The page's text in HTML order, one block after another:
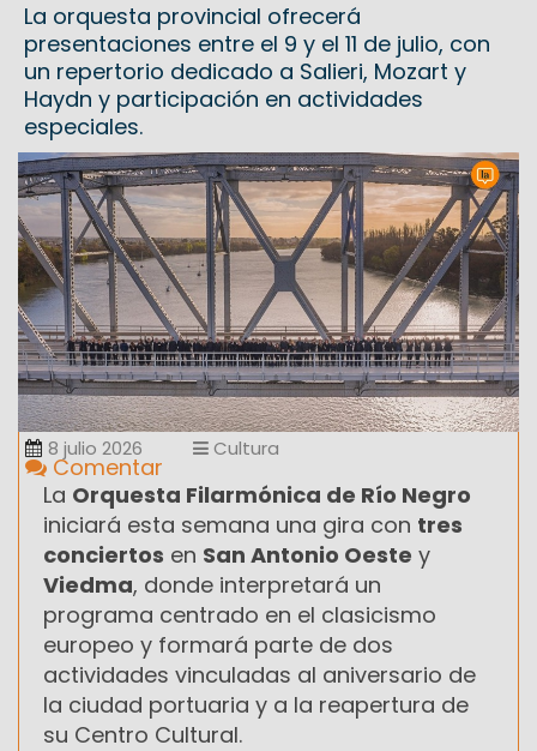
La orquesta provincial ofrecerá
presentaciones entre el 9 y el 11 de julio, con
un repertorio dedicado a Salieri, Mozart y
Haydn y participación en actividades
especiales.
8 julio 2026 Cultura
Comentar
La Orquesta Filarmónica de Río Negro
iniciará esta semana una gira con tres
conciertos en San Antonio Oeste y
Viedma, donde interpretará un
programa centrado en el clasicismo
europeo y formará parte de dos
actividades vinculadas al aniversario de
la ciudad portuaria y a la reapertura de
su Centro Cultural.